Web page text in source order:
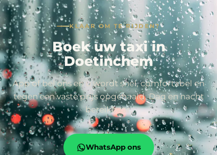
KLAAR OM TE RIJDEN?
Boek uw taxi in
Doetinchem
App of bel ons en u wordt snel, comfortabel en
tegen een vaste prijs opgehaald. Dag en nacht
bereikbaar.
WhatsApp ons